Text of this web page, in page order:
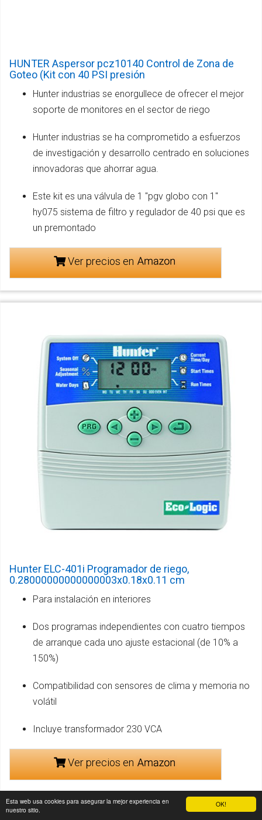
OK!
Esta web usa cookies para asegurar la mejor experiencia en
nuestro sitio.
HUNTER Aspersor pcz10140 Control de Zona de
Goteo (Kit con 40 PSI presión
Hunter industrias se enorgullece de ofrecer el mejor
soporte de monitores en el sector de riego
Hunter industrias se ha comprometido a esfuerzos
de investigación y desarrollo centrado en soluciones
innovadoras que ahorrar agua.
Este kit es una válvula de 1 "pgv globo con 1"
hy075 sistema de filtro y regulador de 40 psi que es
un premontado
Ver precios en
Hunter ELC-401i Programador de riego,
0.28000000000000003x0.18x0.11 cm
Para instalación en interiores
Dos programas independientes con cuatro tiempos
de arranque cada uno ajuste estacional (de 10% a
150%)
Compatibilidad con sensores de clima y memoria no
volátil
Incluye transformador 230 VCA
Ver precios en